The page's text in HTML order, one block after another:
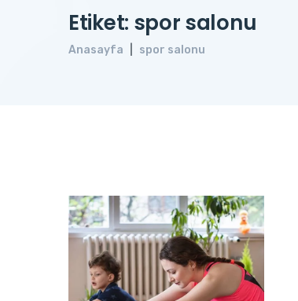
Etiket: spor salonu
Anasayfa spor salonu